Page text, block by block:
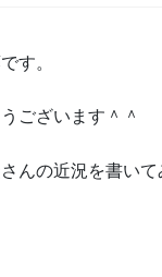
す。
ございます＾＾
んの近況を書いて